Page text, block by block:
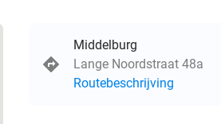
Middelburg
Lange Noordstraat 48a
Routebeschrijving